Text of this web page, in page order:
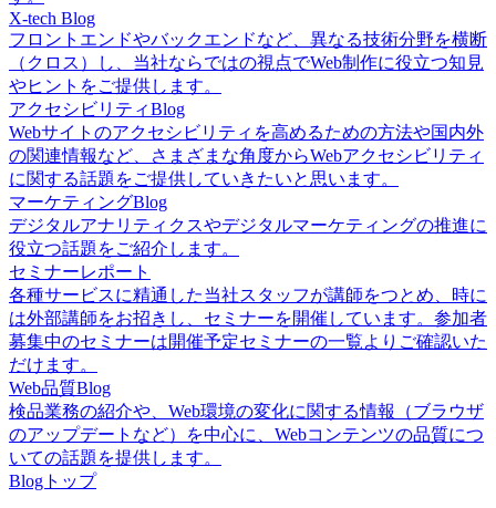
X-tech Blog
フロントエンドやバックエンドなど、異なる技術分野を横断
（クロス）し、当社ならではの視点でWeb制作に役立つ知見
やヒントをご提供します。
アクセシビリティBlog
Webサイトのアクセシビリティを高めるための方法や国内外
の関連情報など、さまざまな角度からWebアクセシビリティ
に関する話題をご提供していきたいと思います。
マーケティングBlog
デジタルアナリティクスやデジタルマーケティングの推進に
役立つ話題をご紹介します。
セミナーレポート
各種サービスに精通した当社スタッフが講師をつとめ、時に
は外部講師をお招きし、セミナーを開催しています。参加者
募集中のセミナーは開催予定セミナーの一覧よりご確認いた
だけます。
Web品質Blog
検品業務の紹介や、Web環境の変化に関する情報（ブラウザ
のアップデートなど）を中心に、Webコンテンツの品質につ
いての話題を提供します。
Blogトップ